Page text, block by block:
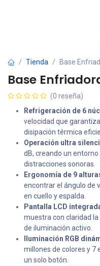
Tienda Base
Base
(0 reseña)
Refrigeración de 6
velocidad que
disipación térmica
Operación ultra
dB, creando un
distracciones sonoras.
Ergonomía de 9
encontrar el ángulo de
en cuello y espalda.
Pantalla LCD
muestra con claridad
de iluminación activo.
Iluminación RGB
millones de colores y
un solo botón.